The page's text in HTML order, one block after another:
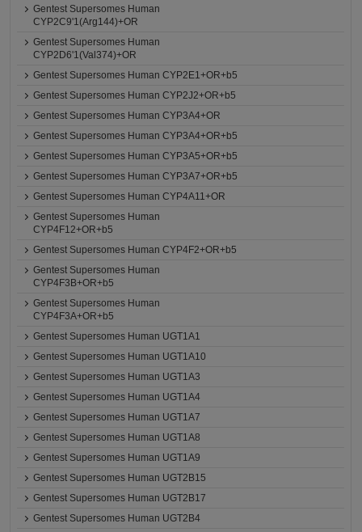
Gentest Supersomes Human
CYP2C9'1(Arg144)+OR
Gentest Supersomes Human
CYP2D6'1(Val374)+OR
Gentest Supersomes Human CYP2E1+OR+b5
Gentest Supersomes Human CYP2J2+OR+b5
Gentest Supersomes Human CYP3A4+OR
Gentest Supersomes Human CYP3A4+OR+b5
Gentest Supersomes Human CYP3A5+OR+b5
Gentest Supersomes Human CYP3A7+OR+b5
Gentest Supersomes Human CYP4A11+OR
Gentest Supersomes Human
CYP4F12+OR+b5
Gentest Supersomes Human CYP4F2+OR+b5
Gentest Supersomes Human
CYP4F3B+OR+b5
Gentest Supersomes Human
CYP4F3A+OR+b5
Gentest Supersomes Human UGT1A1
Gentest Supersomes Human UGT1A10
Gentest Supersomes Human UGT1A3
Gentest Supersomes Human UGT1A4
Gentest Supersomes Human UGT1A7
Gentest Supersomes Human UGT1A8
Gentest Supersomes Human UGT1A9
Gentest Supersomes Human UGT2B15
Gentest Supersomes Human UGT2B17
Gentest Supersomes Human UGT2B4